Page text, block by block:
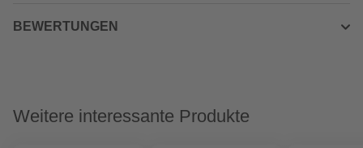
BEWERTUNGEN
Weitere interessante Produkte